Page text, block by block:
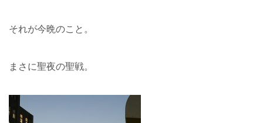
それが今晩のこと。
まさに聖夜の聖戦。